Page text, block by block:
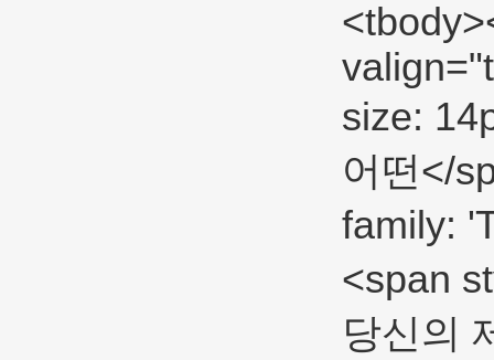
size:
어떤</
family:
<span
당신의